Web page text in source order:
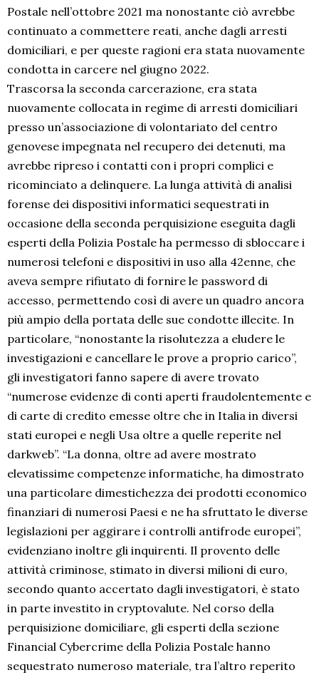
Postale nell’ottobre 2021 ma nonostante ciò avrebbe
continuato a commettere reati, anche dagli arresti
domiciliari, e per queste ragioni era stata nuovamente
condotta in carcere nel giugno 2022.
Trascorsa la seconda carcerazione, era stata
nuovamente collocata in regime di arresti domiciliari
presso un’associazione di volontariato del centro
genovese impegnata nel recupero dei detenuti, ma
avrebbe ripreso i contatti con i propri complici e
ricominciato a delinquere. La lunga attività di analisi
forense dei dispositivi informatici sequestrati in
occasione della seconda perquisizione eseguita dagli
esperti della Polizia Postale ha permesso di sbloccare i
numerosi telefoni e dispositivi in uso alla 42enne, che
aveva sempre rifiutato di fornire le password di
accesso, permettendo così di avere un quadro ancora
più ampio della portata delle sue condotte illecite. In
particolare, “nonostante la risolutezza a eludere le
investigazioni e cancellare le prove a proprio carico”,
gli investigatori fanno sapere di avere trovato
“numerose evidenze di conti aperti fraudolentemente e
di carte di credito emesse oltre che in Italia in diversi
stati europei e negli Usa oltre a quelle reperite nel
darkweb”. “La donna, oltre ad avere mostrato
elevatissime competenze informatiche, ha dimostrato
una particolare dimestichezza dei prodotti economico
finanziari di numerosi Paesi e ne ha sfruttato le diverse
legislazioni per aggirare i controlli antifrode europei”,
evidenziano inoltre gli inquirenti. Il provento delle
attività criminose, stimato in diversi milioni di euro,
secondo quanto accertato dagli investigatori, è stato
in parte investito in cryptovalute. Nel corso della
perquisizione domiciliare, gli esperti della sezione
Financial Cybercrime della Polizia Postale hanno
sequestrato numeroso materiale, tra l’altro reperito